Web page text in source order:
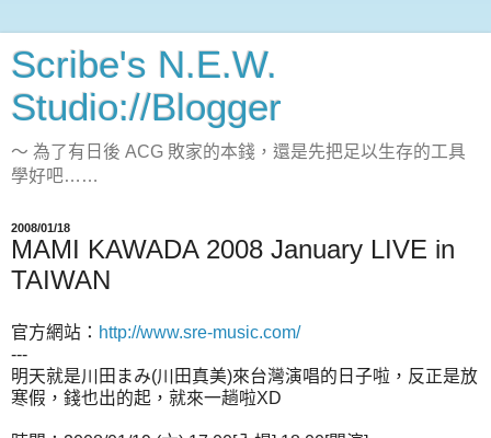
Scribe's N.E.W.
Studio://Blogger
～ 為了有日後 ACG 敗家的本錢，還是先把足以生存的工具
學好吧……
2008/01/18
MAMI KAWADA 2008 January LIVE in
TAIWAN
官方網站： http://www.sre-music.com/
---
明天就是川田まみ(川田真美)來台灣演唱的日子啦，反正是放
寒假，錢也出的起，就來一趟啦XD